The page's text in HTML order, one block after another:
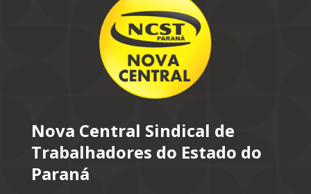
Nova Central Sindical de
Trabalhadores do Estado do
Paraná